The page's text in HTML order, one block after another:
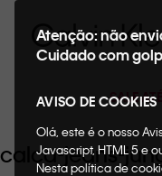
SALE
Atenção: não
Cuidado com
AVISO DE COOKIES
Olá, este é o nosso
Javascript, HTML 5 e
Nesta política de
calca-jeans-